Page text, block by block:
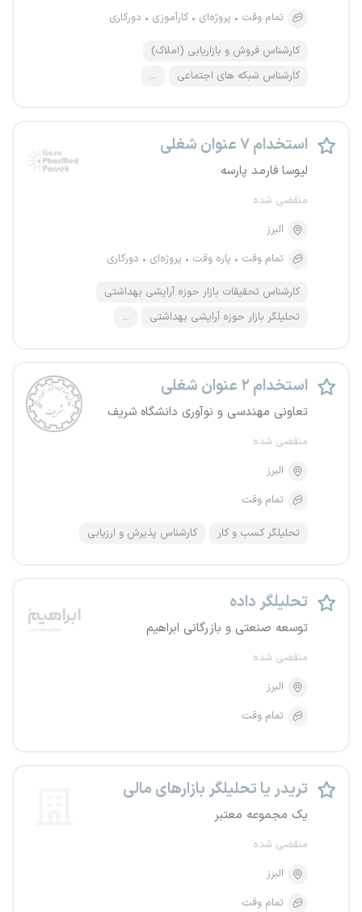
تمام وقت
پروژه‌ای کارآموزی دورکاری
کارشناس فروش و بازاریابی (املاک)
کارشناس شبکه های اجتماعی
...
استخدام ۷ عنوان شغلی
لیوسا فارمد پارسه
منقضی شده
البرز
تمام وقت
پاره وقت پروژه‌ای دورکاری
کارشناس تحقیقات بازار حوزه آرایشی بهداشتی
تحلیلگر بازار حوزه آرایشی بهداشتی
...
استخدام ۲ عنوان شغلی
تعاونی مهندسی و نوآوری دانشگاه شریف
منقضی شده
البرز
تمام وقت
تحلیلگر کسب و کار کارشناس پذیرش و ارزیابی
تحلیلگر داده
توسعه صنعتی و بازرگانی ابراهیم
منقضی شده
البرز
تمام وقت
تریدر یا تحلیلگر بازارهای مالی
یک مجموعه معتبر
منقضی شده
البرز
تمام وقت